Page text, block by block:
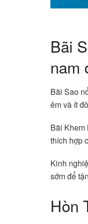
Bãi
nam
Bãi Sao
êm và ít
Bãi Khem
thích hợp
Kinh
sớm để
Hòn